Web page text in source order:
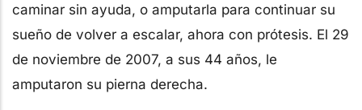
caminar sin ayuda, o amputarla para continuar su
sueño de volver a escalar, ahora con prótesis. El 29
de noviembre de 2007, a sus 44 años, le
amputaron su pierna derecha.